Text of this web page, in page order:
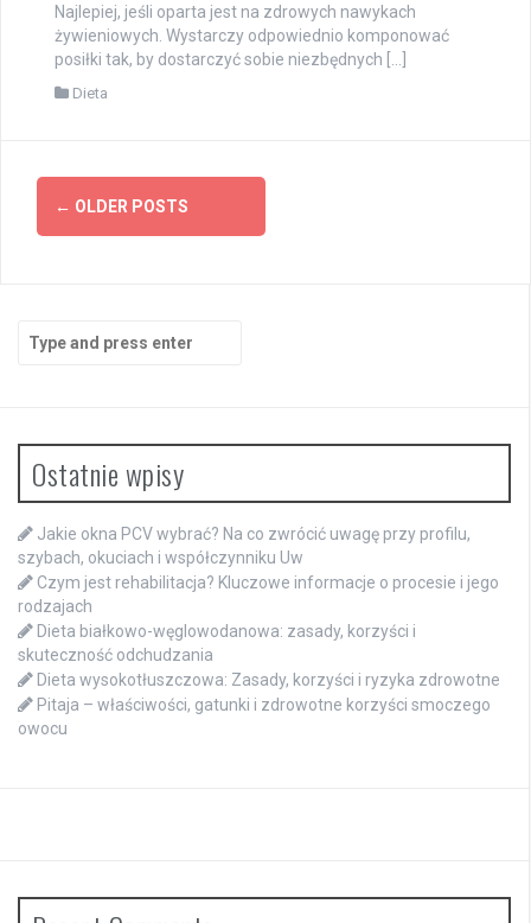
Najlepiej, jeśli oparta jest na zdrowych nawykach
żywieniowych. Wystarczy odpowiednio komponować
posiłki tak, by dostarczyć sobie niezbędnych […]
Dieta
Posts
navigation
← OLDER POSTS
Search
for:
Ostatnie wpisy
Jakie okna PCV wybrać? Na co zwrócić uwagę przy profilu,
szybach, okuciach i współczynniku Uw
Czym jest rehabilitacja? Kluczowe informacje o procesie i jego
rodzajach
Dieta białkowo-węglowodanowa: zasady, korzyści i
skuteczność odchudzania
Dieta wysokotłuszczowa: Zasady, korzyści i ryzyka zdrowotne
Pitaja – właściwości, gatunki i zdrowotne korzyści smoczego
owocu